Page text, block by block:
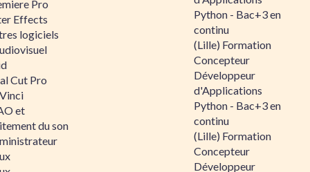
Pro
Effects
logiciels
Cut Pro
et
du son
Python - Bac+3 en
continu
(Lille) Formation
Concepteur
Développeur
d'Applications
Python - Bac+3 en
continu
(Lille) Formation
Concepteur
Développeur